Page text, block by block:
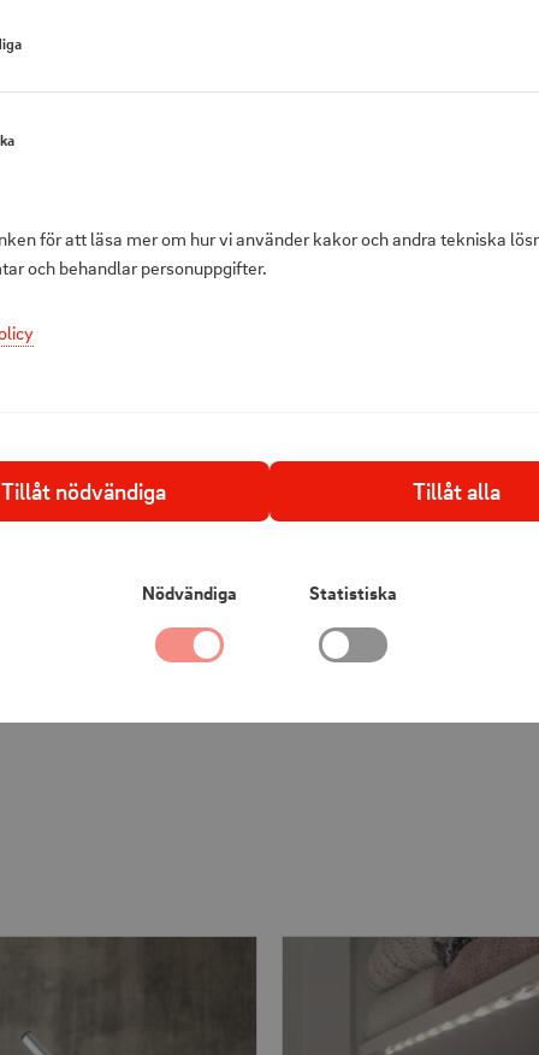
för att läsa mer om hur vi använder kakor och andra tekniska
och behandlar personuppgifter.
Tillåt nödvändiga Tillåt alla
Nödvändiga Statistiska
Denna
dammar.
vattnet att
färgglada LED-
levereras med
Placeras enkelt
Användning:
Batteri: